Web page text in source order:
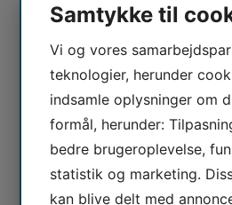
Jeg er ikke en robot
Samtykke til
Vi og vores
teknologier, herunder
indsamle oplysninger om
formål, herunder:
bedre brugeroplevelse,
statistik og marketing.
kan blive delt med